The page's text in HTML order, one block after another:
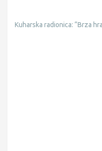
Kuharska radionica: “Brza